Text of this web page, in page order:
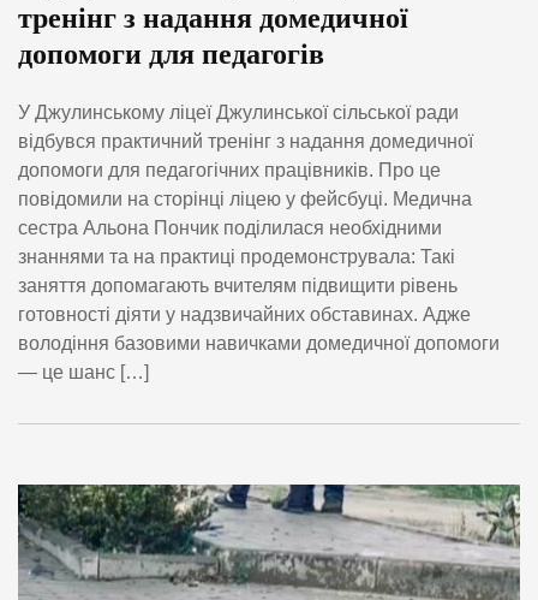
тренінг з надання домедичної
допомоги для педагогів
У Джулинському ліцеї Джулинської сільської ради
відбувся практичний тренінг з надання домедичної
допомоги для педагогічних працівників. Про це
повідомили на сторінці ліцею у фейсбуці. Медична
сестра Альона Пончик поділилася необхідними
знаннями та на практиці продемонструвала: Такі
заняття допомагають вчителям підвищити рівень
готовності діяти у надзвичайних обставинах. Адже
володіння базовими навичками домедичної допомоги
— це шанс […]